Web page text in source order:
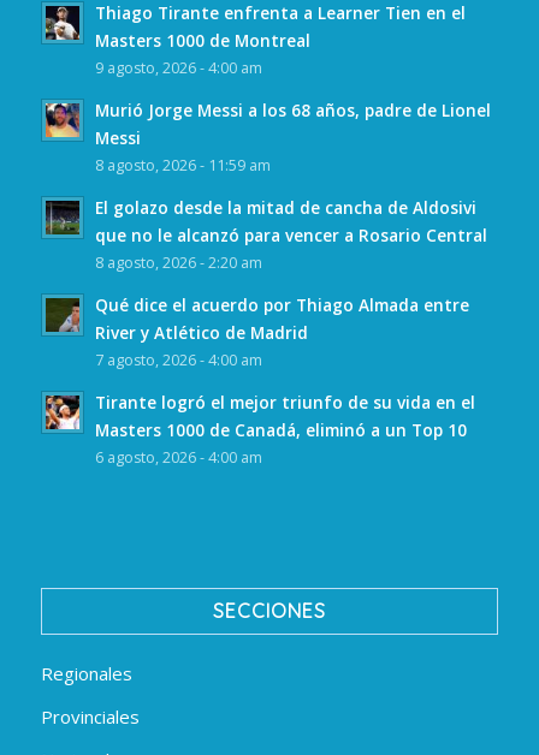
Thiago Tirante enfrenta a Learner Tien en el
Masters 1000 de Montreal
9 agosto, 2026 - 4:00 am
Murió Jorge Messi a los 68 años, padre de Lionel
Messi
8 agosto, 2026 - 11:59 am
El golazo desde la mitad de cancha de Aldosivi
que no le alcanzó para vencer a Rosario Central
8 agosto, 2026 - 2:20 am
Qué dice el acuerdo por Thiago Almada entre
River y Atlético de Madrid
7 agosto, 2026 - 4:00 am
Tirante logró el mejor triunfo de su vida en el
Masters 1000 de Canadá, eliminó a un Top 10
6 agosto, 2026 - 4:00 am
SECCIONES
Regionales
Provinciales